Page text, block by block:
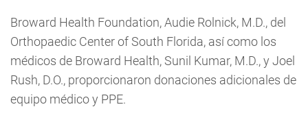
Broward Health Foundation, Audie Rolnick, M.D., del
Orthopaedic Center of South Florida, así como los
médicos de Broward Health, Sunil Kumar, M.D., y Joel
Rush, D.O., proporcionaron donaciones adicionales de
equipo médico y PPE.